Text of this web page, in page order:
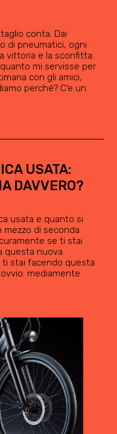
conta. Dai
di pneumatici, ogni
vittoria e la sconfitta.
mi servisse per
con gli amici,
perché? C’e un
USATA:
DAVVERO?
usata e quanto si
mezzo di seconda
se ti stai
questa nuova
ti stai facendo questa
mediamente